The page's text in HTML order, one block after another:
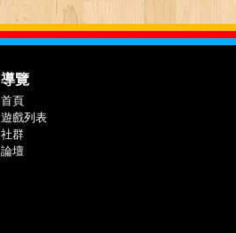
導覽
首頁
遊戲列表
社群
論壇